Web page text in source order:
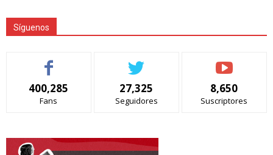
Síguenos
400,285
Fans
27,325
Seguidores
8,650
Suscriptores